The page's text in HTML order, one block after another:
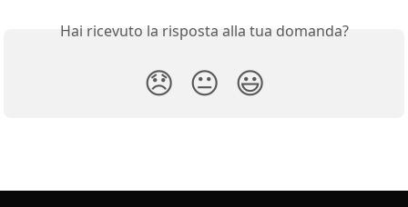
Hai ricevuto la risposta alla tua domanda?
😞 😐 😃